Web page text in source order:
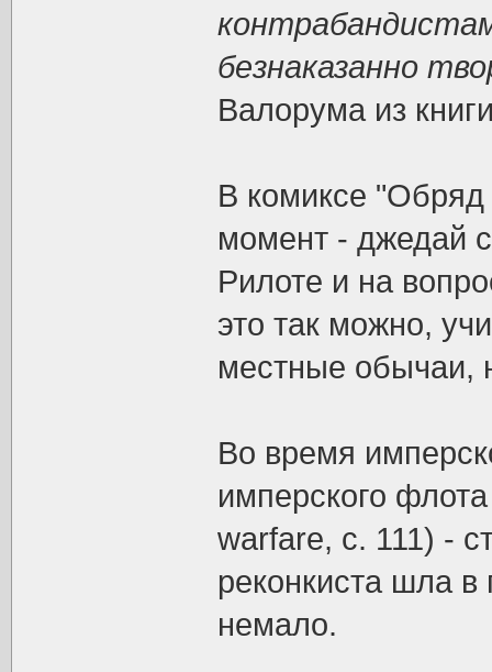
безнаказанно
Валорума из
В комиксе
момент - джедай
Рилоте и на
это так можно,
местные обычаи,
Во время
имперского
warfare, с. 111) -
реконкиста шла
немало.